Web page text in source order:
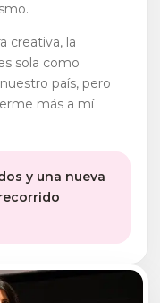
creativa, la
sola como
país, pero
más a mí
y una nueva